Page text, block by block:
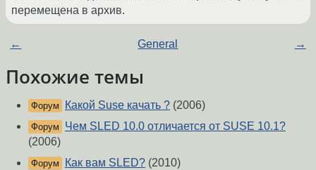
перемещена в архив.
← General →
Похожие темы
Форум Какой Suse качать ? (2006)
Форум
Чем SLED 10.0 отличается от SUSE 10.1?
(2006)
Форум Как вам SLED? (2010)